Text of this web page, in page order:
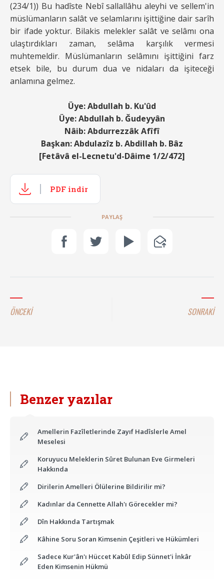
(234/1)) Bu hadîste Nebî sallallâhu aleyhi ve sellem'in
müslümanların salât ve selamlarını işittiğine dair sarîh
bir ifade yoktur. Bilakis melekler salât ve selâmı ona
ulaştırdıkları zaman, selâma karşılık vermesi
muhtemeldir. Müslümanların selâmını işittiğini farz
etsek bile, bu durum dua ve nidaları da işiteceği
anlamına gelmez.
Üye: Abdullah b. Ku'ûd
Üye: Abdullah b. Ğudeyyân
Nâib: Abdurrezzâk Afîfî
Başkan: Abdulazîz b. Abdillah b. Bâz
[Fetâvâ el-Lecnetu'd-Dâime 1/2/472]
PDF indir
PAYLAŞ
ÖNCEKİ SONRAKİ
Benzer yazılar
Amellerin Fazîletlerinde Zayıf Hadîslerle Amel
Meselesi
Koruyucu Meleklerin Sûret Bulunan Eve Girmeleri
Hakkında
Dirilerin Amelleri Ölülerine Bildirilir mi?
Kadınlar da Cennette Allah'ı Görecekler mi?
Dîn Hakkında Tartışmak
Kâhine Soru Soran Kimsenin Çeşitleri ve Hükümleri
Sadece Kur'ân'ı Hüccet Kabûl Edip Sünnet'i İnkâr
Eden Kimsenin Hükmü